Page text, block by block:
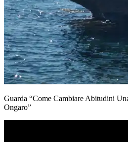
Guarda “Come Cambiare Abitudini
Ongaro”